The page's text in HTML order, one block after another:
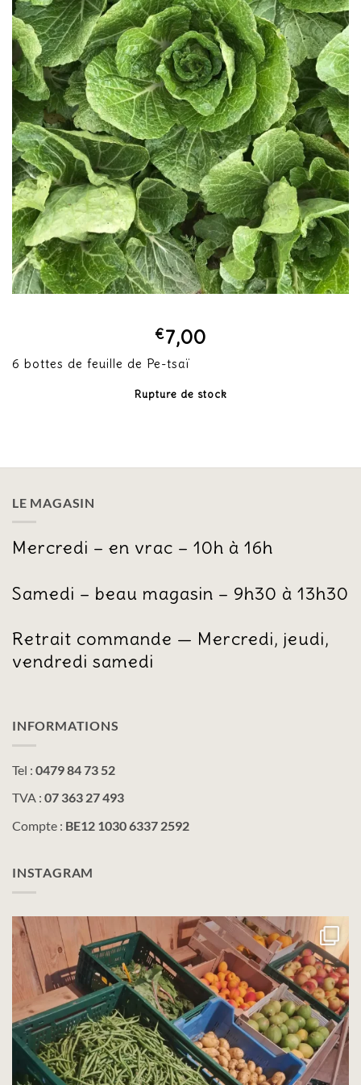
€7,00
6 bottes de feuille de Pe-tsaï
Rupture de stock
LE MAGASIN
Mercredi – en vrac – 10h à 16h
Samedi – beau magasin – 9h30 à 13h30
Retrait commande — Mercredi, jeudi,
vendredi samedi
INFORMATIONS
Tel : 0479 84 73 52
TVA : 07 363 27 493
Compte : BE12 1030 6337 2592
INSTAGRAM